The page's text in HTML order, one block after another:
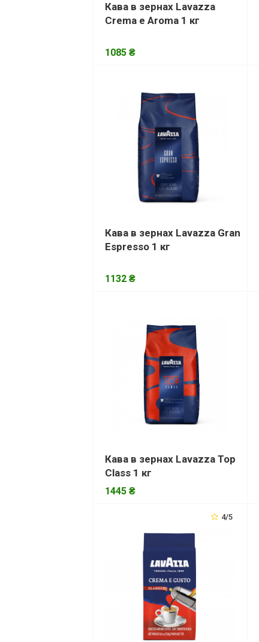
Кава в зернах Lavazza
Crema e Aroma 1 кг
1085 ₴
Кава в зернах Lavazza Gran
Espresso 1 кг
1132 ₴
Кава в зернах Lavazza Top
Class 1 кг
1445 ₴
4/5